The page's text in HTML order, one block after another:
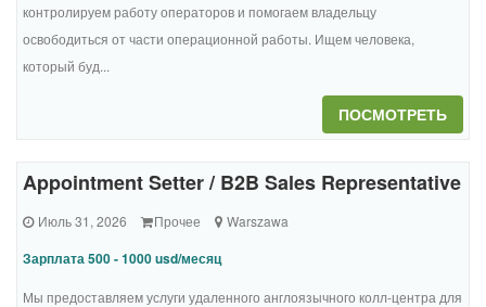
контролируем работу операторов и помогаем владельцу
освободиться от части операционной работы. Ищем человека,
который буд...
ПОСМОТРЕТЬ
Appointment Setter / B2B Sales Representative
Июль 31, 2026 Прочее Warszawa
Зарплата 500 - 1000 usd/месяц
Мы предоставляем услуги удаленного англоязычного колл-центра для